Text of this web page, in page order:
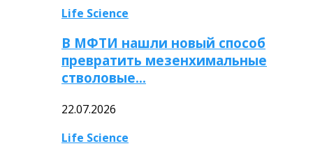
Life Science
В МФТИ нашли новый способ
превратить мезенхимальные
стволовые…
22.07.2026
Life Science